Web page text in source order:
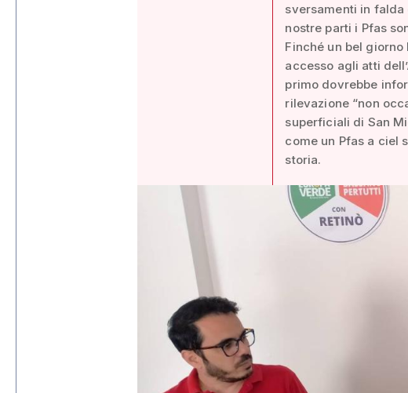
sversamenti in
nostre parti i Pfas
Finché un bel giorno
accesso agli atti
primo dovrebbe
rilevazione “non
superficiali di San
come un Pfas a ciel
storia.